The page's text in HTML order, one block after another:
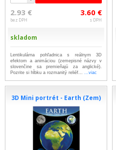
2.93 €
bez DPH
3.60 €
s DPH
skladom
Lentikulárna pohľadnica s reálnym 3D
efektom a animáciou (zemepisné názvy v
slovenčine sa premieňajú za anglické).
Pozrite si hĺbku a rozmanitý reliéf... ...viac
3D Mini portrét - Earth (Zem)